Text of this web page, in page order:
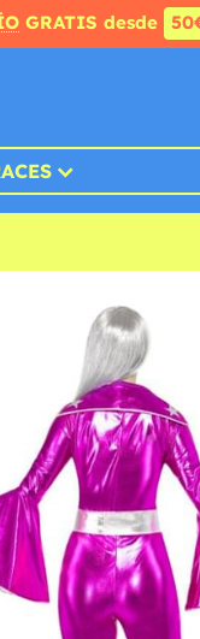
GRATIS desde